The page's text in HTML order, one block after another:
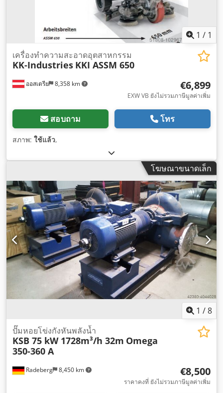
1 / 1
ออสเตรีย 8,358 km
เครื่องทำความสะอาดอุตสาหกรรม
KK-Industries KKI ASSM 650
€6,899
EXW VB ยังไม่รวมภาษีมูลค่าเพิ่ม
สอบถาม โทร
สภาพ: ใช้แล้ว,
โฆษณาขนาดเล็ก
1 /8
Radeberg 8,450 km
ปั๊มหอยโข่งกังหันพลังน้ำ
KSB 75 kW 1728m³/h 32m Omega
350-360 A
€8,500
ราคาคงที่ ยังไม่รวมภาษีมูลค่าเพิ่ม